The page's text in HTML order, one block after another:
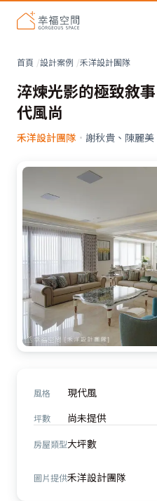
首頁 設計案例 禾洋設計團隊
淬煉光影的極致敘
代風尚
禾洋設計團隊 · 謝秋貴、陳麗美
風格 現代風
坪數 尚未提供
房屋類型大坪數
圖片提供禾洋設計團隊